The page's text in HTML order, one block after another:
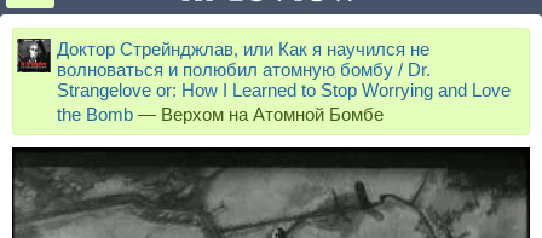
Доктор Стрейнджлав, или Как я научился не
волноваться и полюбил атомную бомбу / Dr.
Strangelove or: How I Learned to Stop Worrying and Love
the Bomb — Верхом на Атомной Бомбе